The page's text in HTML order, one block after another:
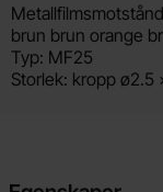
brun brun orange
Typ: MF25
Storlek: kropp ø2.5